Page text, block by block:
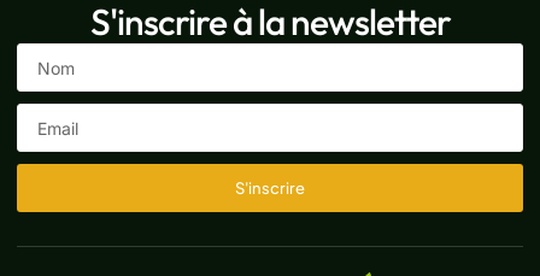
S'inscrire à la newsletter
S'inscrire